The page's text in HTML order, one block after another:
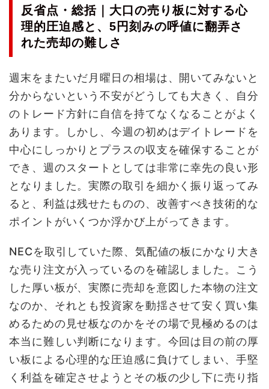
反省点・総括｜大口の売り板に対する心
理的圧迫感と、5円刻みの呼値に翻弄さ
れた売却の難しさ
週末をまたいだ月曜日の相場は、開いてみないと
分からないという不安がどうしても大きく、自分
のトレード方針に自信を持てなくなることがよく
あります。しかし、今週の初めはデイトレードを
中心にしっかりとプラスの収支を確保することが
でき、週のスタートとしては非常に幸先の良い形
となりました。実際の取引を細かく振り返ってみ
ると、利益は残せたものの、改善すべき技術的な
ポイントがいくつか浮かび上がってきます。
NECを取引していた際、気配値の板にかなり大き
な売り注文が入っているのを確認しました。こう
した厚い板が、実際に売却を意図した本物の注文
なのか、それとも投資家を動揺させて安く買い集
めるための見せ板なのかをその場で見極めるのは
本当に難しい判断になります。今回は目の前の厚
い板による心理的な圧迫感に負けてしまい、手堅
く利益を確定させようとその板の少し下に売り指